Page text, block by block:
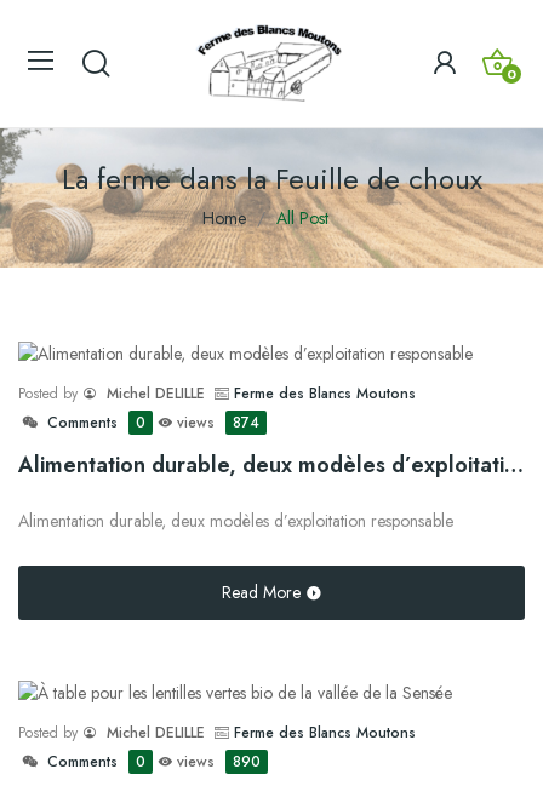
0
La ferme dans la Feuille de choux
Home All Post
Posted by Michel DELILLE
Ferme des Blancs Moutons
Comments
0 views 874
Alimentation durable, deux modèles d’exploitation responsable
Alimentation durable, deux modèles d’exploitation responsable
Read More
Posted by Michel DELILLE
Ferme des Blancs Moutons
Comments
0 views 890